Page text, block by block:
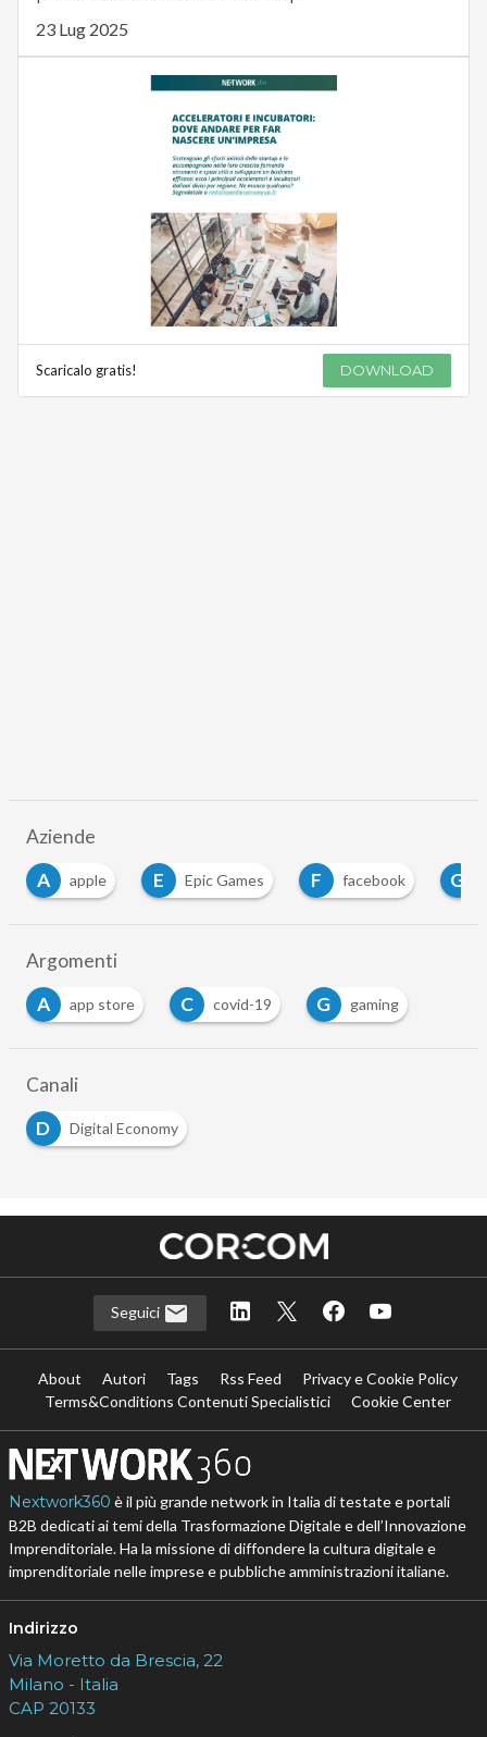
23 Lug 2025
Scaricalo gratis! DOWNLOAD
Aziende
A
apple E Epic Games F facebook G
Argomenti
A
app store C covid-19 G
gaming
Canali
D
Digital Economy
Seguici
About Autori Tags Rss Feed
Privacy e Cookie Policy
Terms&Conditions Contenuti Specialistici
Cookie Center
Nextwork360 è il più grande network in Italia di testate e portali
B2B dedicati ai temi della Trasformazione Digitale e dell’Innovazione
Imprenditoriale. Ha la missione di diffondere la cultura digitale e
imprenditoriale nelle imprese e pubbliche amministrazioni italiane.
Indirizzo
Via Moretto da Brescia, 22
Milano - Italia
CAP 20133